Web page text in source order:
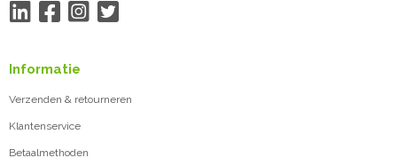
Informatie
Verzenden & retourneren
Klantenservice
Betaalmethoden